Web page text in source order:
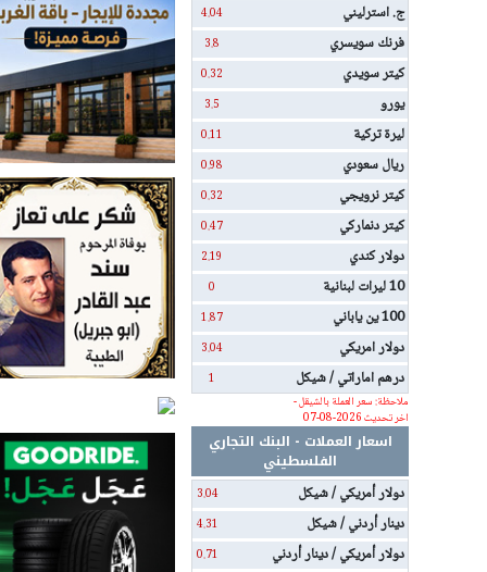
ج. استرليني 4.04
فرنك سويسري 3.8
كيتر سويدي 0.32
يورو 3.5
ليرة تركية 0.11
ريال سعودي 0.98
كيتر نرويجي 0.32
كيتر دنماركي 0.47
دولار كندي 2.19
10 ليرات لبنانية 0
100 ين ياباني 1.87
دولار امريكي 3.04
درهم اماراتي / شيكل
1
ملاحظة: سعر العملة بالشيقل -
اخر تحديث 2026-08-07
اسعار العملات - البنك التجاري
الفلسطيني
دولار أمريكي / شيكل
3.04
دينار أردني / شيكل 4.31
دولار أمريكي / دينار أردني 0.71